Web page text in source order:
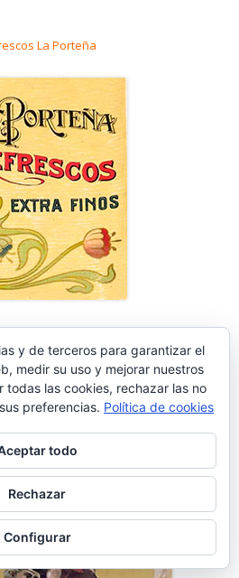
La Porteña
Caballero
y de terceros para garantizar el
medir su uso y mejorar nuestros
todas las cookies, rechazar las no
preferencias. Política de cookies
todo
Rechazar
Configurar